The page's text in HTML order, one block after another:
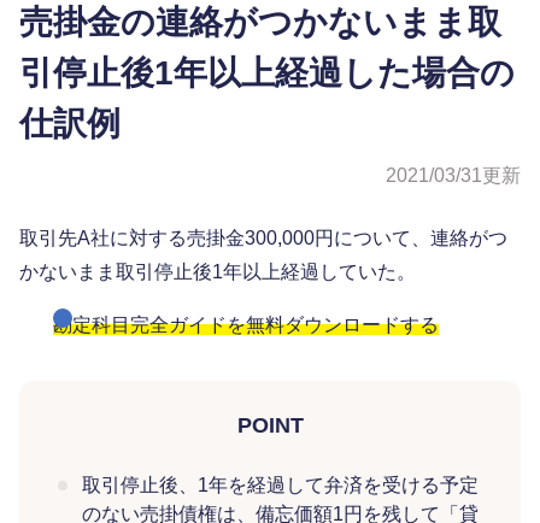
売掛金の連絡がつかないまま取
引停止後1年以上経過した場合の
仕訳例
2021/03/31更新
取引先A社に対する売掛金300,000円について、連絡がつ
かないまま取引停止後1年以上経過していた。
勘定科目完全ガイドを無料ダウンロードする
POINT
取引停止後、1年を経過して弁済を受ける予定
のない売掛債権は、備忘価額1円を残して「貸